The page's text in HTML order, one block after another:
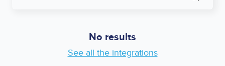
No results
See all the integrations